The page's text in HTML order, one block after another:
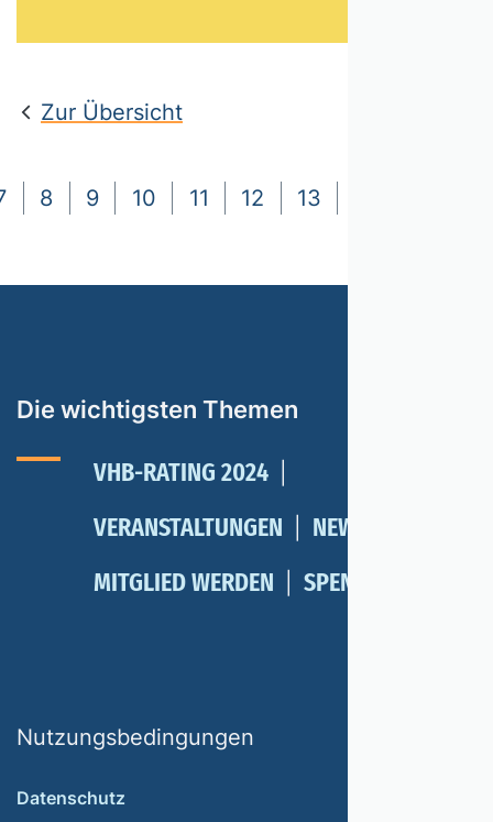
Zur Übersicht
8 9 10 11 12 13
Die wichtigsten Themen
VHB-RATING 2024
VERANSTALTUNGEN
NEWSLETTER
MITGLIED WERDEN
SPENDEN
Nutzungsbedingungen
Datenschutz